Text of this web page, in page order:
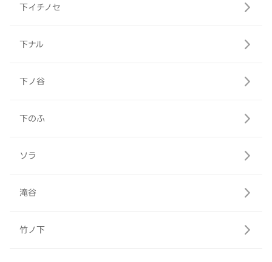
下イチノセ
下ナル
下ノ谷
下のふ
ソラ
滝谷
竹ノ下